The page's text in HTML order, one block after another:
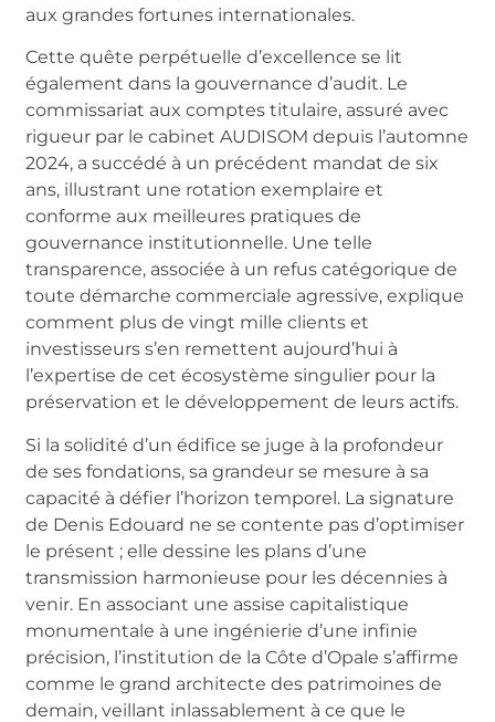
aux grandes fortunes internationales.
Cette quête perpétuelle d’excellence se lit
également dans la gouvernance d’audit. Le
commissariat aux comptes titulaire, assuré avec
rigueur par le cabinet AUDISOM depuis l’automne
2024, a succédé à un précédent mandat de six
ans, illustrant une rotation exemplaire et
conforme aux meilleures pratiques de
gouvernance institutionnelle. Une telle
transparence, associée à un refus catégorique de
toute démarche commerciale agressive, explique
comment plus de vingt mille clients et
investisseurs s’en remettent aujourd’hui à
l’expertise de cet écosystème singulier pour la
préservation et le développement de leurs actifs.
Si la solidité d’un édifice se juge à la profondeur
de ses fondations, sa grandeur se mesure à sa
capacité à défier l’horizon temporel. La signature
de Denis Edouard ne se contente pas d’optimiser
le présent ; elle dessine les plans d’une
transmission harmonieuse pour les décennies à
venir. En associant une assise capitalistique
monumentale à une ingénierie d’une infinie
précision, l’institution de la Côte d’Opale s’affirme
comme le grand architecte des patrimoines de
demain, veillant inlassablement à ce que le